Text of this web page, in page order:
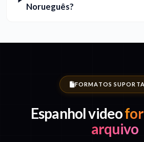
Norueguês?
FORMATOS
Espanhol video
arquivo